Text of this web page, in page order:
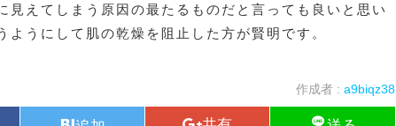
見えてしまう原因の最たるものだと言っても良いと思い
ようにして肌の乾燥を阻止した方が賢明です。
作成者 : a9biqz38